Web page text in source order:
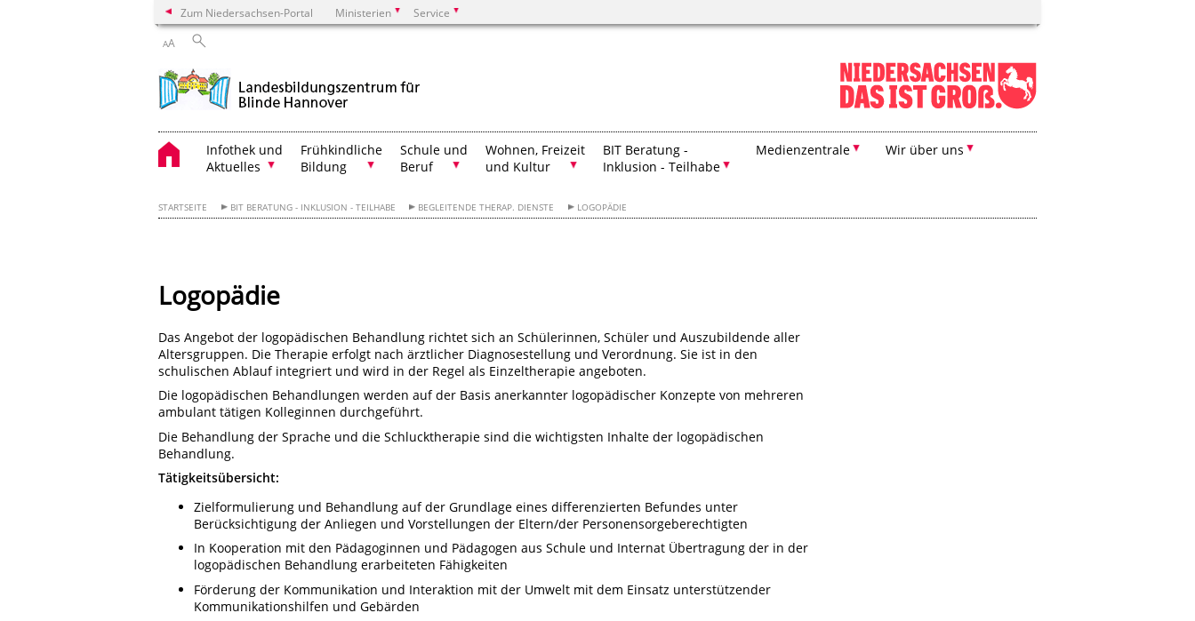
Zum Niedersachsen-Portal Ministerien Service
AA
Infothek und
Aktuelles
Frühkindliche
Bildung
Schule und
Beruf
Wohnen, Freizeit
und Kultur
BIT Beratung -
Inklusion - Teilhabe
Medienzentrale Wir über uns
STARTSEITE BIT BERATUNG - INKLUSION - TEILHABE BEGLEITENDE THERAP. DIENSTE LOGOPÄDIE
Logopädie
Das Angebot der logopädischen Behandlung richtet sich an Schülerinnen, Schüler und Auszubildende aller
Altersgruppen. Die Therapie erfolgt nach ärztlicher Diagnosestellung und Verordnung. Sie ist in den
schulischen Ablauf integriert und wird in der Regel als Einzeltherapie angeboten.
Die logopädischen Behandlungen werden auf der Basis anerkannter logopädischer Konzepte von mehreren
ambulant tätigen Kolleginnen durchgeführt.
Die Behandlung der Sprache und die Schlucktherapie sind die wichtigsten Inhalte der logopädischen
Behandlung.
Tätigkeitsübersicht:
Zielformulierung und Behandlung auf der Grundlage eines differenzierten Befundes unter
Berücksichtigung der Anliegen und Vorstellungen der Eltern/der Personensorgeberechtigten
In Kooperation mit den Pädagoginnen und Pädagogen aus Schule und Internat Übertragung der in der
logopädischen Behandlung erarbeiteten Fähigkeiten
Förderung der Kommunikation und Interaktion mit der Umwelt mit dem Einsatz unterstützender
Kommunikationshilfen und Gebärden